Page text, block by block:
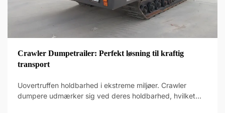
Crawler Dumpetrailer: Perfekt løsning til kraftig
transport
Uovertruffen holdbarhed i ekstreme miljøer. Crawler
dumpere udmærker sig ved deres holdbarhed, hvilket